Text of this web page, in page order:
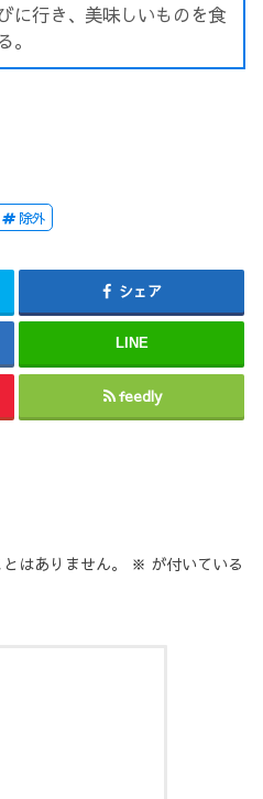
に行き、美味しいものを食
。
除外
シェア
LINE
feedly
はありません。 ※ が付いている